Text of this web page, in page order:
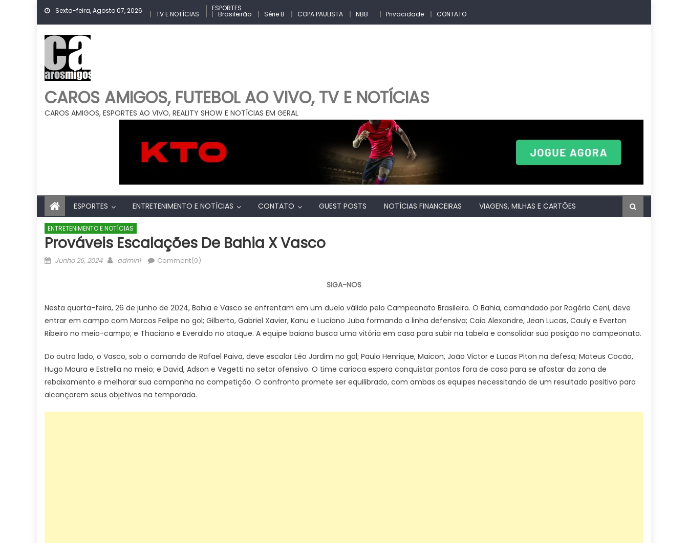
Skip
Sexta-feira, Agosto 07, 2026 TV E NOTÍCIAS
ESPORTES
Brasileirão Série B COPA PAULISTA NBB Privacidade CONTATO
CAROS AMIGOS, FUTEBOL AO VIVO, TV E NOTÍCIAS
CAROS AMIGOS, ESPORTES AO VIVO, REALITY SHOW E NOTÍCIAS EM GERAL
ESPORTES ENTRETENIMENTO E NOTÍCIAS CONTATO GUEST POSTS NOTÍCIAS FINANCEIRAS VIAGENS, MILHAS E CARTÕES
ENTRETENIMENTO E NOTÍCIAS
Prováveis Escalações De Bahia X Vasco
Posted
Junho 26, 2024 Author
admin1 Comment(0)
SIGA-NOS
Nesta quarta-feira, 26 de junho de 2024, Bahia e Vasco se enfrentam em um duelo válido pelo Campeonato Brasileiro. O Bahia, comandado por Rogério Ceni, deve
entrar em campo com Marcos Felipe no gol; Gilberto, Gabriel Xavier, Kanu e Luciano Juba formando a linha defensiva; Caio Alexandre, Jean Lucas, Cauly e Everton
Ribeiro no meio-campo; e Thaciano e Everaldo no ataque. A equipe baiana busca uma vitória em casa para subir na tabela e consolidar sua posição no campeonato.
Do outro lado, o Vasco, sob o comando de Rafael Paiva, deve escalar Léo Jardim no gol; Paulo Henrique, Maicon, João Victor e Lucas Piton na defesa; Mateus Cocão,
Hugo Moura e Estrella no meio; e David, Adson e Vegetti no setor ofensivo. O time carioca espera conquistar pontos fora de casa para se afastar da zona de
rebaixamento e melhorar sua campanha na competição. O confronto promete ser equilibrado, com ambas as equipes necessitando de um resultado positivo para
alcançarem seus objetivos na temporada.